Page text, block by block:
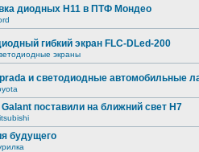
диодных Н11 в ПТФ Мондео
гибкий экран FLC-DLed-200
экраны
и светодиодные автомобильные
поставили на ближний свет H7
будущего